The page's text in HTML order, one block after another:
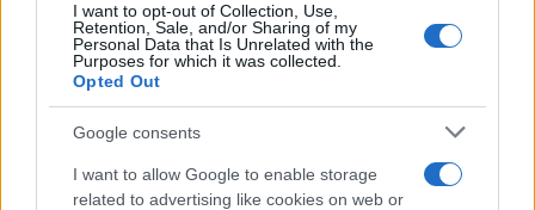
I want to opt-out of Collection, Use,
Retention, Sale, and/or Sharing of my
Personal Data that Is Unrelated with the
Purposes for which it was collected.
Opted Out
Google consents
I want to allow Google to enable storage
related to advertising like cookies on web or
Olanda
NL Newz